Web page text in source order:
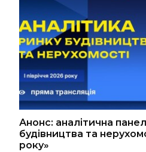
Анонс: аналітична
будівництва та
року»